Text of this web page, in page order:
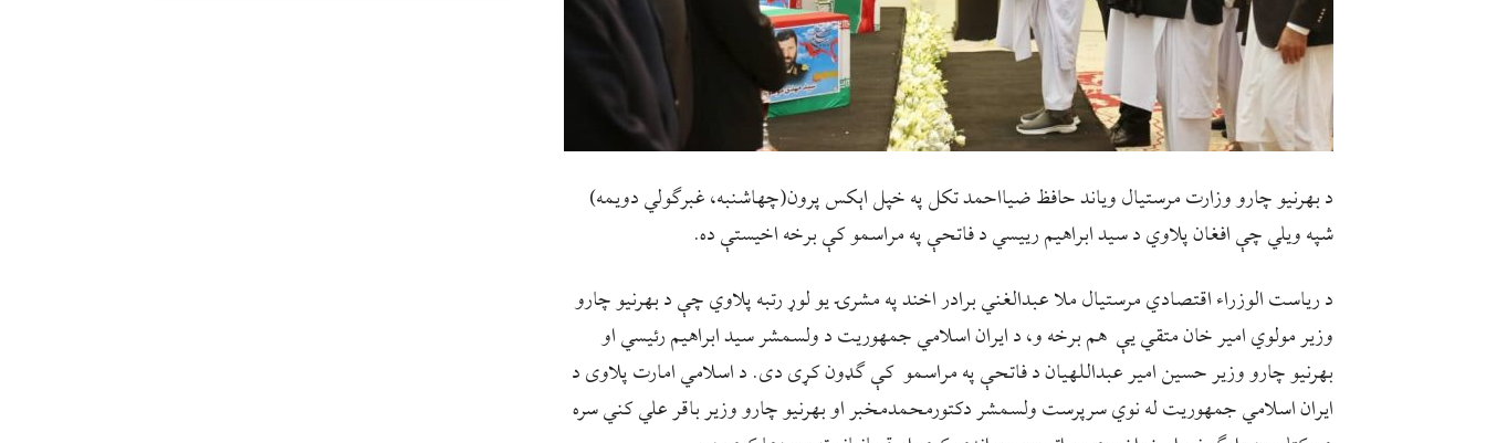
د بهرنیو چارو وزارت مرستیال ویاند حافظ ضیااحمد تکل په خپل اېکس پرون(چهاشنبه، غبرګولي دویمه)
شپه ویلي چې افغان پلاوي د سید ابراهیم رییسي د فاتحې په مراسمو کې برخه اخیستې ده.
‏د ریاست الوزراء اقتصادي مرستیال ملا عبدالغني برادر اخند په مشرۍ یو لوړ رتبه پلاوي چې د بهرنیو چارو
وزیر مولوي امیر خان متقي یې هم برخه و، د ایران اسلامي جمهوریت د ولسمشر سید ابراهیم رئیسي او
بهرنیو چارو وزیر حسین امیر عبداللهیان د فاتحې په مراسمو کې ګډون کړی دی. ‏د اسلامي امارت پلاوی د
ایران اسلامي جمهوریت له نوي سرپرست ولسمشر دکتورمحمدمخبر او بهرنیو چارو وزیر باقر علي کني سره